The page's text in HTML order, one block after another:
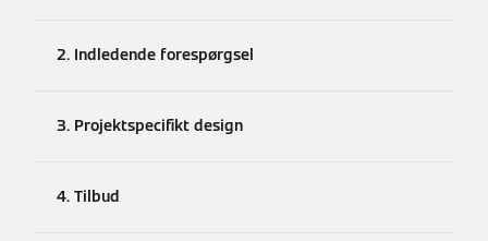
2. Indledende forespørgsel
3. Projektspecifikt design
4. Tilbud